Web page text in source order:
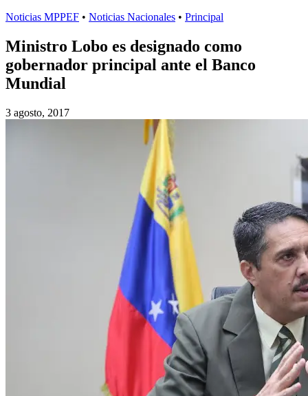
Noticias MPPEF • Noticias Nacionales • Principal
Ministro Lobo es designado como
gobernador principal ante el Banco
Mundial
3 agosto, 2017